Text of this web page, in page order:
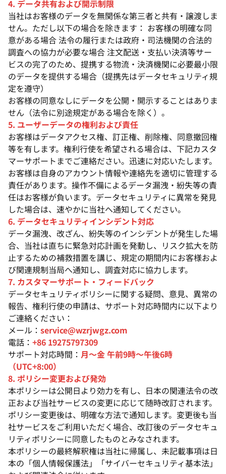
4. データ共有および開示制限
当社はお客様のデータを無関係な第三者と共有・譲渡しま
せん。ただし以下の場合を除きます： お客様の明確な同
意がある場合 法令の履行または政府・司法機関の合法的
調査への協力が必要な場合 注文配送・支払い決済等サー
ビスの完了のため、提携する物流・決済機関に必要最小限
のデータを提供する場合（提携先はデータセキュリティ規
定を遵守）
お客様の同意なしにデータを公開・開示することはありま
せん（法令に別途規定がある場合を除く）。
5. ユーザーデータの権利および責任
お客様はデータアクセス権、訂正権、削除権、同意撤回権
等を有します。権利行使を希望される場合は、下記カスタ
マーサポートまでご連絡ださい。迅速に対応いたします。
お客様は自身のアカウント情報や連絡先を適切に管理する
責任があります。操作不備によるデータ漏洩・紛失等の責
任はお客様が負います。データセキュリティに異常を発見
した場合は、速やかに当社へ通知してください。
6. データセキュリティインシデント対応
データ漏洩、改ざん、紛失等のインシデントが発生した場
合、当社は直ちに緊急対応計画を発動し、リスク拡大を防
止するための補救措置を講じ、規定の期間内にお客様およ
び関連規制当局へ通知し、調査対応に協力します。
7. カスタマーサポート・フィードバック
データセキュリティポリシーに関する疑問、意見、異常の
報告、権利行使の申請は、サポート対応時間内に以下より
ご連絡ください：
メール： service@wzrjwgz.com
電話： +86 19275797309
サポート対応時間： 月〜金 午前9時〜午後6時
（UTC+8:00）
8. ポリシー変更および発効
本ポリシーは公開日より効力を有し、日本の関連法令の改
正および当社サービスの変更に応じて随時改訂されます。
ポリシー変更後は、明確な方法で通知します。変更後も当
社サービスをご利用いただく場合、改訂後のデータセキュ
リティポリシーに同意したものとみなされます。
本ポリシーの最終解釈権は当社に帰属し、未記載事項は日
本の「個人情報保護法」「サイバーセキュリティ基本法」